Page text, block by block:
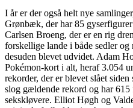
I år er der også helt nye
Grønbæk, der har 85
Carlsen Broeng, der er en rig
forskellige lande i både sedler
desuden blevet udvidet. Adam
Pokémon-kort i alt, heraf 3.054
rekorder, der er blevet slået
slog gældende rekord og har
sekskløvere. Elliot Høgh og